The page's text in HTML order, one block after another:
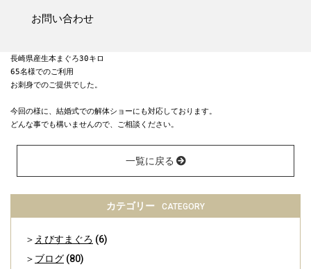
お問い合わせ
長崎県産生本まぐろ30キロ
65名様でのご利用
お刺身でのご提供でした。
今回の様に、結婚式での解体ショーにも対応しております。
どんな事でも構いませんので、ご相談ください。
一覧に戻る
カテゴリー CATEGORY
えびすまぐろ (6)
ブログ (80)